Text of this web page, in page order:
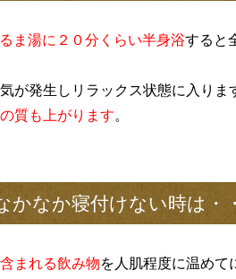
ま湯に２０分くらい半身浴すると
が発生しリラックス状態に入りま
質も上がります。
かなか寝付けない時は・・
まれる飲み物を人肌程度に温めて